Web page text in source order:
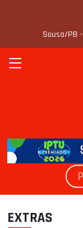
Sousa/PB -
EXTRAS